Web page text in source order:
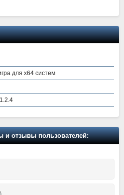
для x64 систем
отзывы пользователей: